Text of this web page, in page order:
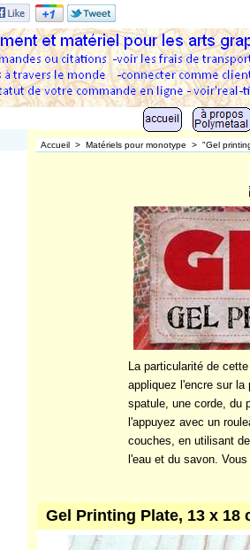
Accueil > Matériels pour monotype > "Gel
La particularité de
appliquez l'encre sur
spatule, une corde, du
l'appuyez avec un
couches, en utilisant
l'eau et du savon.
Gel Printing Plate, 13 x